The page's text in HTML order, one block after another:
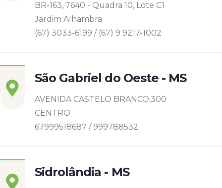
BR-163, 7640 - Quadra 10, Lote C1
Jardim Alhambra
(67) 3033-6199 / (67) 9 9217-1002
São Gabriel do Oeste - MS
AVENIDA CASTELO BRANCO,300
CENTRO
67999518687 / 999788532
Sidrolândia - MS